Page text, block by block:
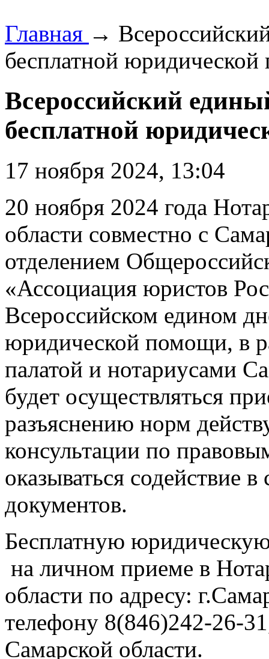
Главная →
бесплатной
Всероссийский
бесплатной
17 ноября 2024, 13:04
20 ноября 2024 года
области совместно с
отделением
«Ассоциация юристов
Всероссийском едином
юридической помощи, в
палатой и нотариусами
будет осуществляться
разъяснению норм
консультации по
оказываться содействие
документов.
Бесплатную
на личном приеме в
области по адресу:
телефону 8(846)242-26-
Самарской области.